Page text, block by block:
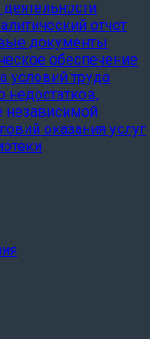
деятельности
отчет
документы
обеспечение
условий труда
недостатков,
оказания услуг